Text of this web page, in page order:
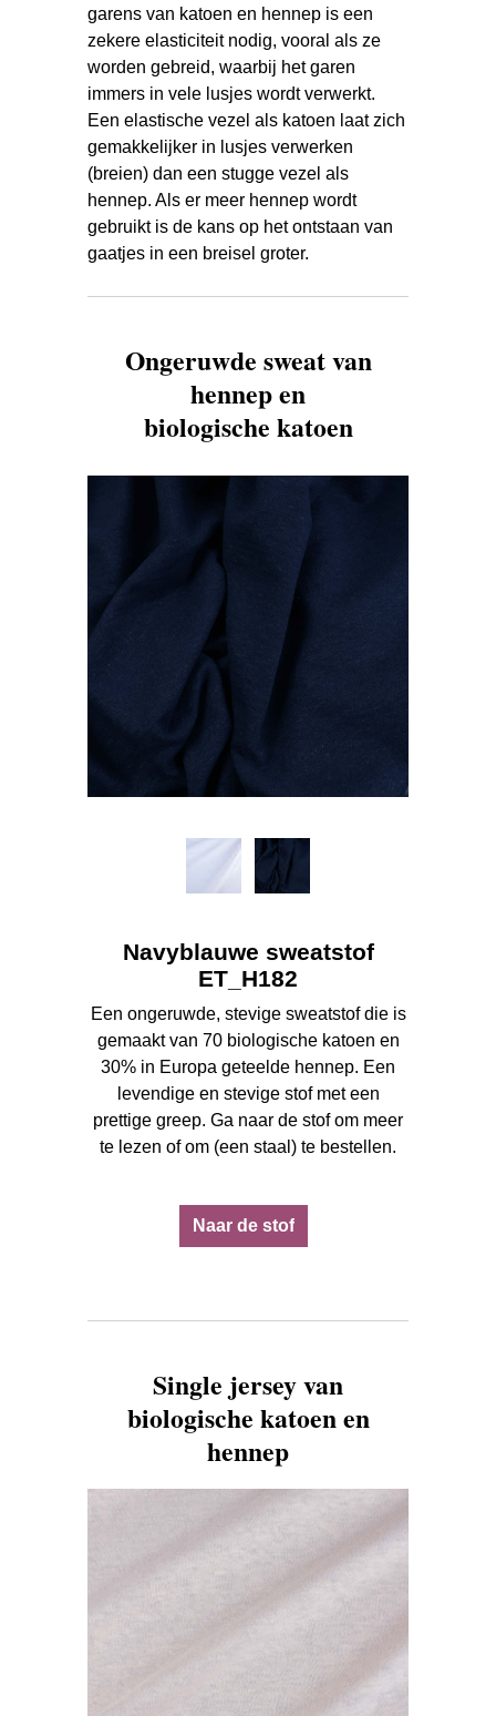
garens van katoen en hennep is een
zekere elasticiteit nodig, vooral als ze
worden gebreid, waarbij het garen
immers in vele lusjes wordt verwerkt.
Een elastische vezel als katoen laat zich
gemakkelijker in lusjes verwerken
(breien) dan een stugge vezel als
hennep. Als er meer hennep wordt
gebruikt is de kans op het ontstaan van
gaatjes in een breisel groter.
Ongeruwde sweat van
hennep en
biologische katoen
Navyblauwe sweatstof
ET_H182
Een ongeruwde, stevige sweatstof die is
gemaakt van 70 biologische katoen en
30% in Europa geteelde hennep. Een
levendige en stevige stof met een
prettige greep. Ga naar de stof om meer
te lezen of om (een staal) te bestellen.
Naar de stof
Single jersey van
biologische katoen en
hennep